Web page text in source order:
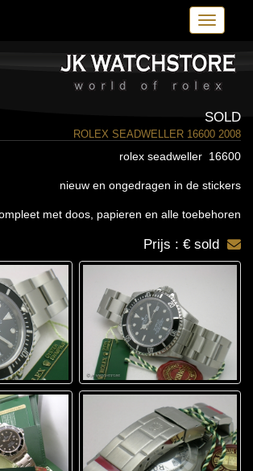
Toggle
SOLD
ROLEX SEADWELLER 16600 2008
rolex seadweller 16600
nieuw en ongedragen in de stickers
met doos, papieren en alle toebehoren
Prijs : € sold